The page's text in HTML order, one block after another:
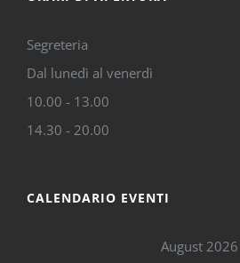
Segreteria
Dal lunedì al venerdì
10.00 - 13.00
14.30 - 20.00
CALENDARIO EVENTI
August 2026